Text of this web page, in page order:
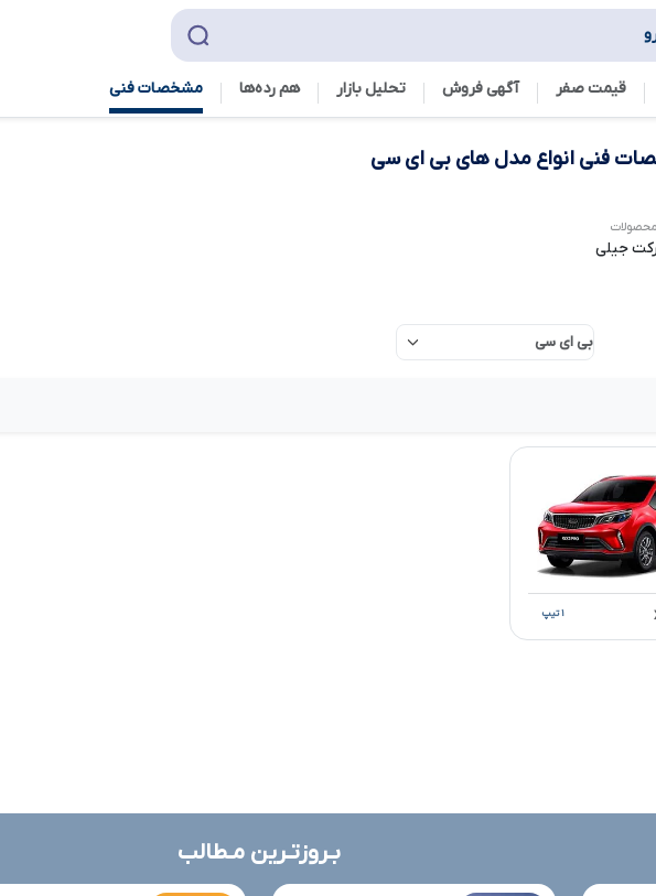
قیمت صفر آگهی فروش تحلیل بازار هم رده‌ها‌ مشخصات فنی
فنی انواع مدل های بی ای سی
محصولات
جیلی
۱ تیپ
بـروزتـرین مـطالب